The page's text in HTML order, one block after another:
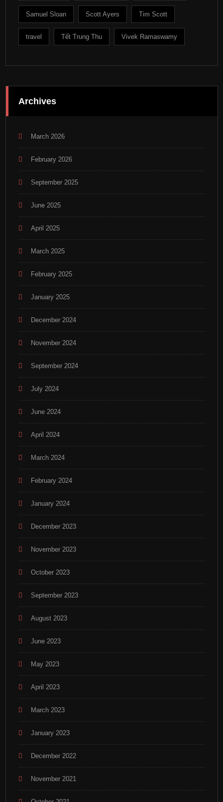
Samuel Sloan Scott Ayers Tim Scott
travel Tết Trung Thu Vivek Ramaswamy
Archives
March 2026
February 2026
September 2025
June 2025
April 2025
March 2025
February 2025
January 2025
December 2024
November 2024
September 2024
July 2024
June 2024
April 2024
March 2024
February 2024
January 2024
December 2023
November 2023
October 2023
September 2023
August 2023
June 2023
May 2023
April 2023
March 2023
January 2023
December 2022
November 2021